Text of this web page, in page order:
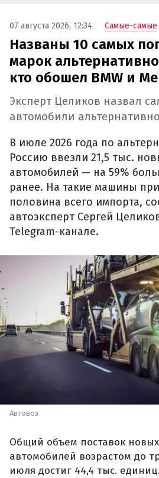
07 августа 2026, 12:34 Самые-самые
Названы 10 самых
марок
кто обошел BMW и
Эксперт Целиков назвал
автомобили
В июле 2026 года по
Россию ввезли 21,5 тыс.
автомобилей — на 59%
ранее. На такие машины
половина всего импорта,
автоэксперт Сергей
Telegram-канале.
Автовоз
Общий объем поставок
автомобилей возрастом до
июля достиг 44,4 тыс.